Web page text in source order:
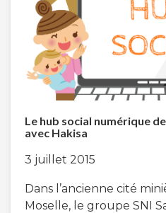
Le hub social numérique
avec Hakisa
3 juillet 2015
Dans l’ancienne cité
Moselle, le groupe SNI